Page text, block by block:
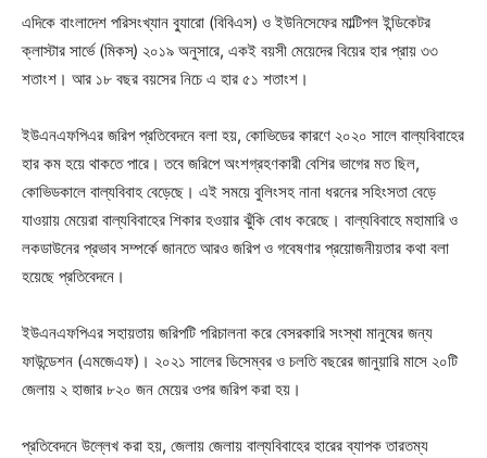
এদিকে বাংলাদেশ পরিসংখ্যান ব্যুারো (বিবিএস) ও ইউনিসেফের মাল্টিপল ইন্ডিকেটর
ক্লাস্টার সার্ভে (মিকস্‌) ২০১৯ অনুসারে, একই বয়সী মেয়েদের বিয়ের হার প্রায় ৩৩
শতাংশ। আর ১৮ বছর বয়সের নিচে এ হার ৫১ শতাংশ।
ইউএনএফপিএর জরিপ প্রতিবেদনে বলা হয়, কোভিডের কারণে ২০২০ সালে বাল্যবিবাহের
হার কম হয়ে থাকতে পারে। তবে জরিপে অংশগ্রহণকারী বেশির ভাগের মত ছিল,
কোভিডকালে বাল্যবিবাহ বেড়েছে। এই সময়ে বুলিংসহ নানা ধরনের সহিংসতা বেড়ে
যাওয়ায় মেয়েরা বাল্যবিবাহের শিকার হওয়ার ঝুঁকি বোধ করেছে। বাল্যবিবাহে মহামারি ও
লকডাউনের প্রভাব সম্পর্কে জানতে আরও জরিপ ও গবেষণার প্রয়োজনীয়তার কথা বলা
হয়েছে প্রতিবেদনে।
ইউএনএফপিএর সহায়তায় জরিপটি পরিচালনা করে বেসরকারি সংস্থা মানুষের জন্য
ফাউন্ডেশন (এমজেএফ)। ২০২১ সালের ডিসেম্বর ও চলতি বছরের জানুয়ারি মাসে ২০টি
জেলায় ২ হাজার ৮২০ জন মেয়ের ওপর জরিপ করা হয়।
প্রতিবেদনে উল্লেখ করা হয়, জেলায় জেলায় বাল্যবিবাহের হারের ব্যাপক তারতম্য